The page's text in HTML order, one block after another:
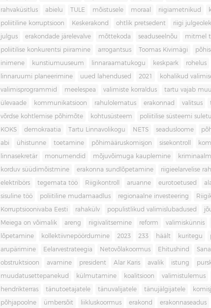
rahvaküsitlus abielu TULE mõistusele moraal riigiametnikud
poliitiline korruptsioon Keskerakond ohtlik pretsedent riigi julgeolek
julgus erakondade järelevalve mõttekoda seaduseelnõu mitmel
poliitilise konkurentsi piiramine arrogantsus Toomas Kivimägi
inimene kunstiumuuseum linnaraamatukogu keskpark rohelus
linnaruumi planeerimine uued lahendused 2021 kohalikud
valimisprogrammid meelespea valimiste korraldus tartu vajab
ülevaade kommunikatsioon rahulolematus erakonnad valitsus
võrdse kohtlemise põhimõte kohtusüsteem poliitilise süsteemi
KOKS demokraatia Tartu Linnavolikogu NETS seadusloome
abi ühistunne toetamine põhimääruskomisjon sisekontroll
linnasekretär monumendid mõjuvõimuga kauplemine
korduv süüdimõistmine erakonna sundlõpetamine riigieelarvelise
elektribörs tegemata töö Riigikontroll aruanne eurotoetused
sisuline töö poliitiline mudamaadlus regionaalne investeering
Korruptsioonivaba Eesti rahakülv populistlikud valimislubadused
Meiega on võimalik areng riigivalitsemine reform valimiskünnis
lõpetamine kollektiivnepöördumine 2023 233 häält kuritegu
arupärimine Eelarvestrateegia Netovõlakoormus Ehitushind
obstruktsioon avamine president Alar Karis avalik istung
muudatusettepanekud külmutamine koalitsioon valimistulemus
hendrikterras tänutoetajatele tänuvalijatele tänujälgijatele
põhjapoolne ümbersõit liikluskoormus erakond erakonnaseadus